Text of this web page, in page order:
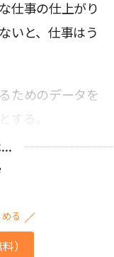
仕事の仕上がり
いと、仕事はう
ためのデータを
する。
る
）